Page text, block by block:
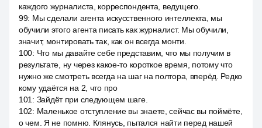
каждого журналиста, корреспондента, ведущего.
99: Мы сделали агента искусственного интеллекта, мы
обучили этого агента писать как журналист. Мы обучили,
значит, монтировать так, как он всегда монти.
100: Что мы давайте себе представим, что мы получим в
результате, ну через какое-то короткое время, потому что
нужно же смотреть всегда на шаг на полтора, вперёд. Редко
кому удаётся на 2, что про
101 : Зайдёт при следующем шаге.
102: Маленькое отступление вы знаете, сейчас вы поймёте,
о чем. Я не помню. Клянусь, пытался найти перед нашей